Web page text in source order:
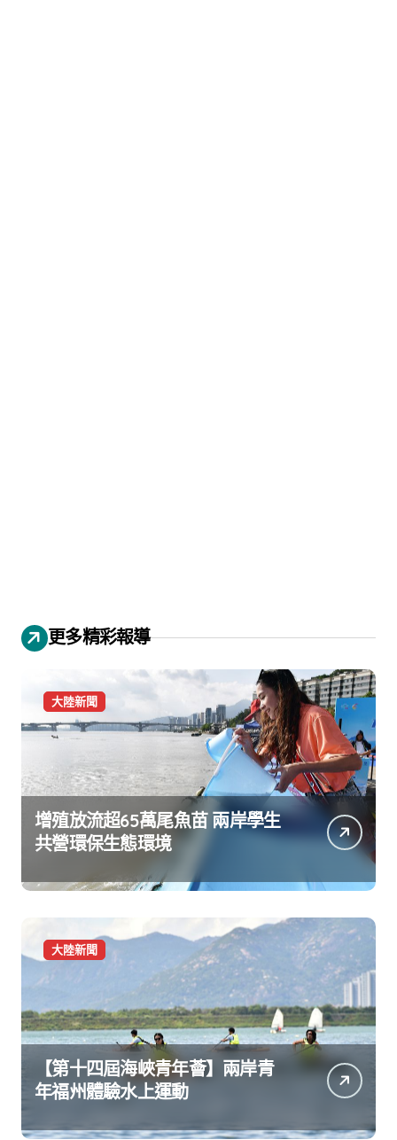
更多精彩報導
大陸新聞
增殖放流超65萬尾魚苗 兩岸學生
共營環保生態環境
大陸新聞
【第十四屆海峽青年薈】兩岸青
年福州體驗水上運動